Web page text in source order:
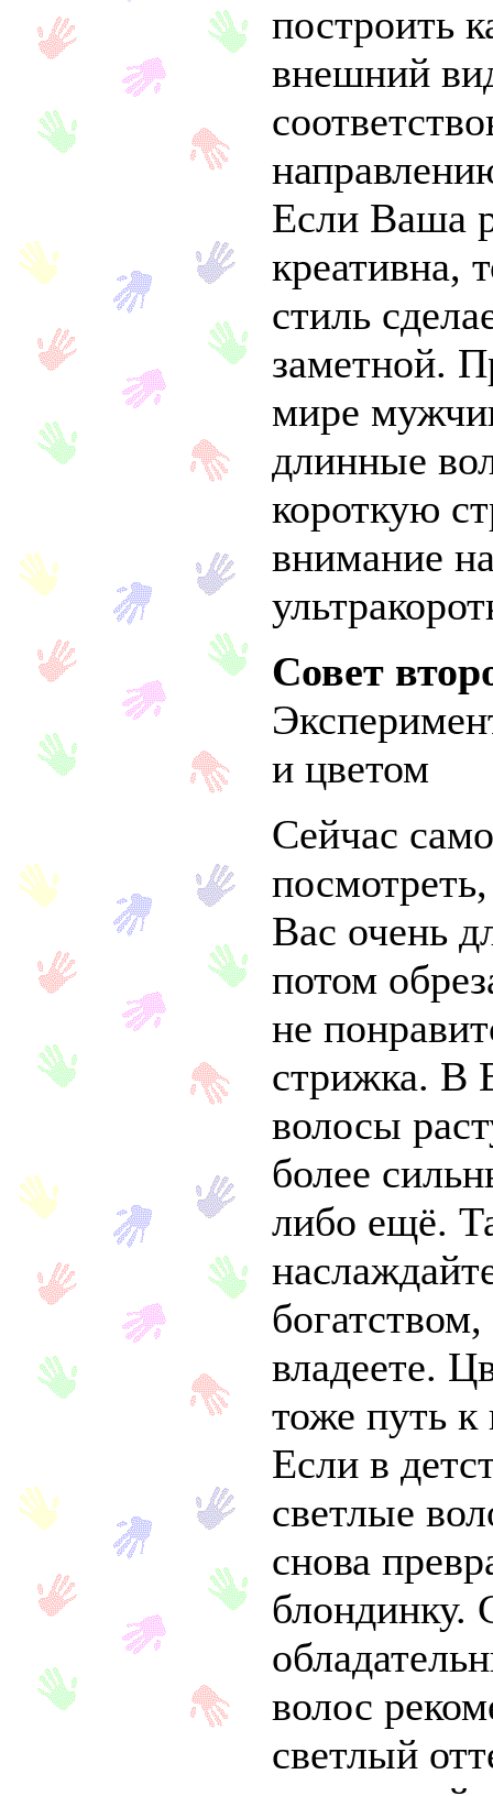
построить
внешний
Если Ваша
креативна,
стиль
заметной.
мире
длинные
короткую
внимание
Совет
и цветом
Сейчас
Вас очень
потом
не
стрижка. В
волосы
более
либо ещё.
владеете.
тоже путь
Если в
светлые
снова
блондинку.
волос
светлый